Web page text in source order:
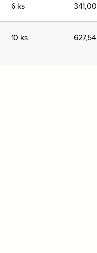
6 ks 341,00
10 ks 627,54